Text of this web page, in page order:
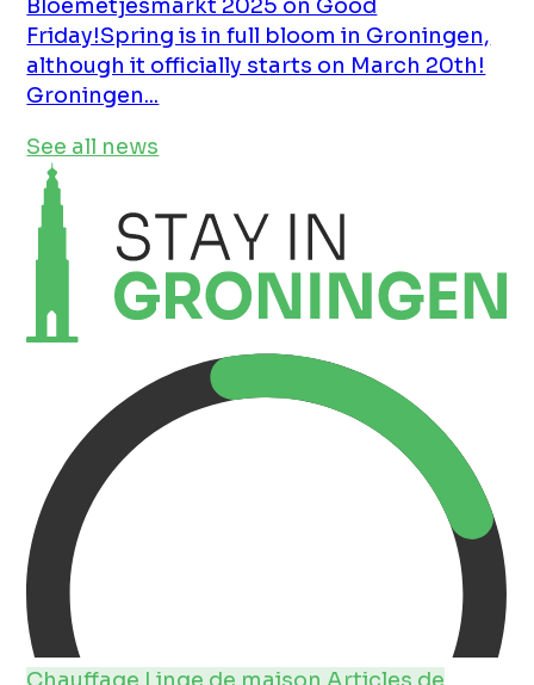
Bloemetjesmarkt 2025 on Good
Friday!Spring is in full bloom in Groningen,
although it officially starts on March 20th!
Groningen...
See all news